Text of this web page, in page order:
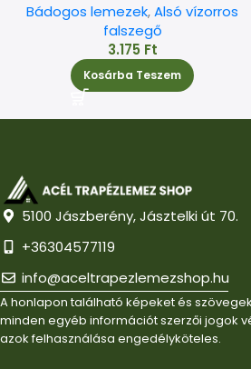
Bádogos lemezek,Alsó vízorros
falszegő
3.175 Ft
Kosárba Teszem
5100 Jászberény, Jásztelki út 70.
+36304577119
info@aceltrapezlemezshop.hu
A honlapon található képeket és
minden egyéb információt szerzői jogok
azok felhasználása engedélyköteles.